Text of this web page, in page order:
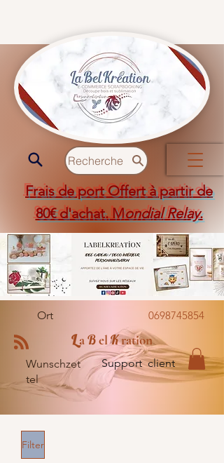
Recherche
Frais de port Offert à partir de
80€ d'achat. Mondial Relay.
Ort 0698745854
LaBelKration
Wunschzet
tel
Support client
Filter